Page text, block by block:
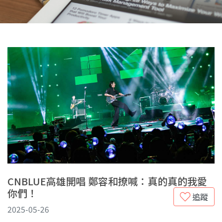
CNBLUE高雄開唱 鄭容和撩喊：真的真的我愛
你們！
追蹤
2025-05-26